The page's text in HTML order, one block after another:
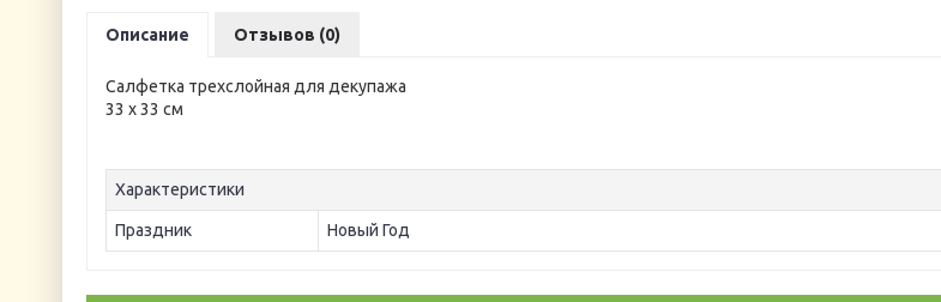
Описание Отзывов (0)
Салфетка трехслойная для декупажа
33 х 33 см
Характеристики
Праздник Новый Год